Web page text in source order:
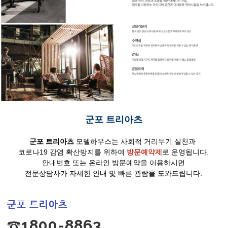
군포 트리아츠
군포 트리아츠 모델하우스는 사회적 거리두기 실천과
코로나19 감염 확산방지를 위하여 방문예약제 로 운영됩니다.
안내번호 또는 온라인 방문예약을 이용하시면
전문상담사가 자세한 안내 및 빠른 관람을 도와드립니다.
군포 트리아츠